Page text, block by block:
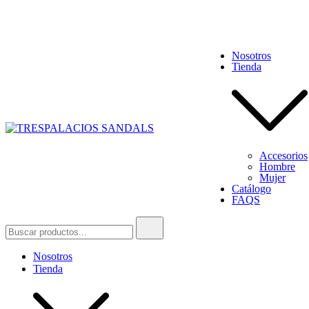
Nosotros
Tienda
Accesorios
Hombre
Mujer
Catálogo
FAQS
Nosotros
Tienda